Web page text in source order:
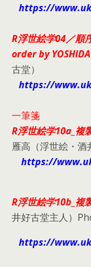
https://
R浮世絵学04／順
order by
古堂）
https://
一筆箋
R浮世絵学10a_複
雁高（浮世絵・
https://
R浮世絵学10b_複
井好古堂主人）
https://